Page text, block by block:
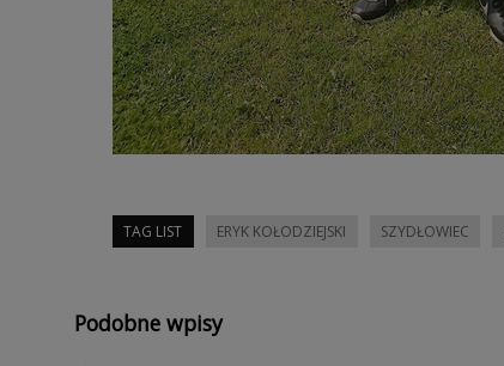
TAG LIST ERYK KOŁODZIEJSKI SZYDŁOWIEC
Podobne wpisy